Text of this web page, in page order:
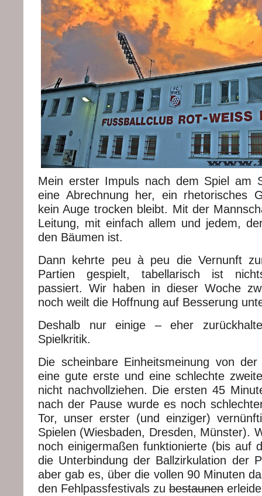
Mein erster Impuls nach dem Spiel am
eine Abrechnung her, ein rhetorisches
kein Auge trocken bleibt. Mit der
Leitung, mit einfach allem und jedem,
den Bäumen ist.
Dann kehrte peu à peu die Vernunft
Partien gespielt, tabellarisch ist
passiert. Wir haben in dieser Woche
noch weilt die Hoffnung auf Besserung
Deshalb nur einige – eher
Spielkritik.
Die scheinbare Einheitsmeinung von
eine gute erste und eine schlechte
nicht nachvollziehen. Die ersten 45
nach der Pause wurde es noch
Tor, unser erster (und einziger)
Spielen (Wiesbaden, Dresden, Münster).
noch einigermaßen funktionierte (bis auf
die Unterbindung der Ballzirkulation der
aber gab es, über die vollen 90 Minuten
den Fehlpassfestivals zu bestaunen